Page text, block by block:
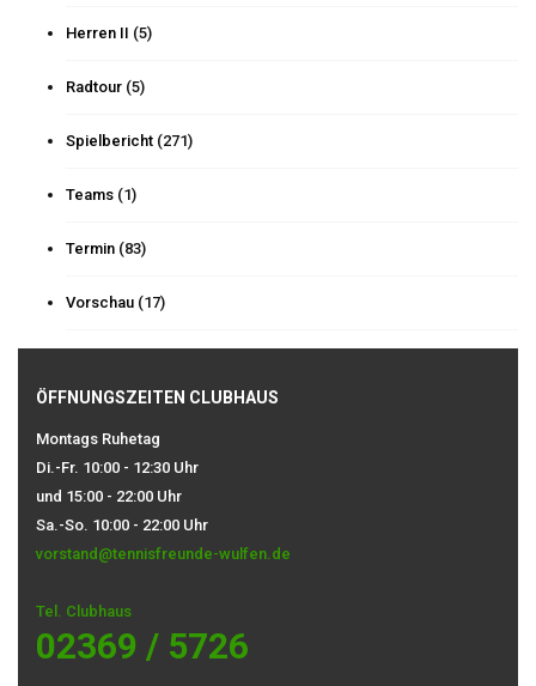
Herren II (5)
Radtour (5)
Spielbericht (271)
Teams (1)
Termin (83)
Vorschau (17)
ÖFFNUNGSZEITEN CLUBHAUS
Montags Ruhetag
Di.-Fr. 10:00 - 12:30 Uhr
und 15:00 - 22:00 Uhr
Sa.-So. 10:00 - 22:00 Uhr
vorstand@tennisfreunde-wulfen.de
Tel. Clubhaus
02369 / 5726